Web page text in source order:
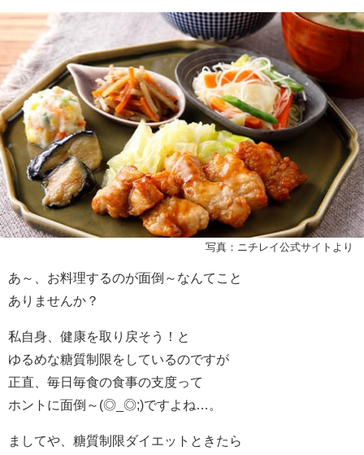
写真：ニチレイ公式サイトより
あ～、お料理するのが面倒～なんてこと
ありませんか？
私自身、健康を取り戻そう！と
ゆるめな糖質制限をしているのですが
正直、毎日毎食の食事の支度って
ホントに面倒～(◎_◎;)ですよね…。
ましてや、糖質制限ダイエットときたら